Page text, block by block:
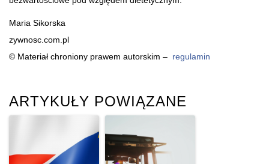
Maria Sikorska
zywnosc.com.pl
© Materiał chroniony prawem autorskim – regulamin
ARTYKUŁY POWIĄZANE